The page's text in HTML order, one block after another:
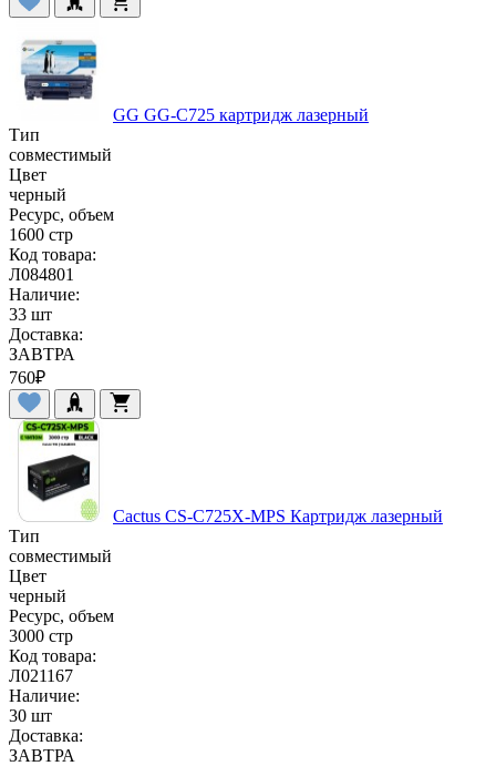
GG GG-C725 картридж лазерный
Тип
совместимый
Цвет
черный
Ресурс, объем
1600 стр
Код товара:
Л084801
Наличие:
33 шт
Доставка:
ЗАВТРА
760₽
Cactus CS-C725X-MPS Картридж лазерный
Тип
совместимый
Цвет
черный
Ресурс, объем
3000 стр
Код товара:
Л021167
Наличие:
30 шт
Доставка:
ЗАВТРА